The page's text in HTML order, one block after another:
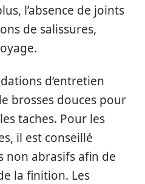
l’absence de joints
de salissures,
d’entretien
brosses douces pour
taches. Pour les
il est conseillé
non abrasifs afin de
la finition. Les